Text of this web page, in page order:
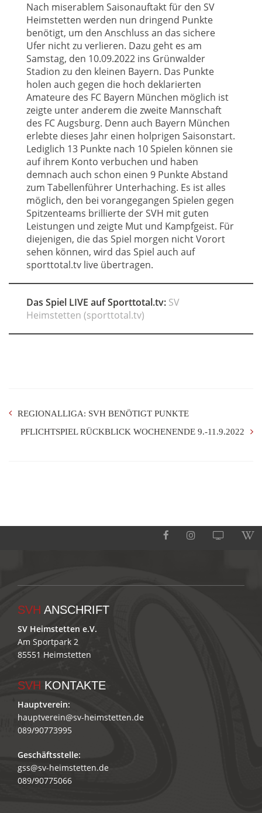
Nach miserablem Saisonauftakt für den SV
Heimstetten werden nun dringend Punkte
benötigt, um den Anschluss an das sichere
Ufer nicht zu verlieren. Dazu geht es am
Samstag, den 10.09.2022 ins Grünwalder
Stadion zu den kleinen Bayern. Das Punkte
holen auch gegen die hoch deklarierten
Amateure des FC Bayern München möglich ist
zeigte unter anderem die zweite Mannschaft
des FC Augsburg. Denn auch Bayern München
erlebte dieses Jahr einen holprigen Saisonstart.
Lediglich 13 Punkte nach 10 Spielen können sie
auf ihrem Konto verbuchen und haben
demnach auch schon einen 9 Punkte Abstand
zum Tabellenführer Unterhaching. Es ist alles
möglich, den bei vorangegangen Spielen gegen
Spitzenteams brillierte der SVH mit guten
Leistungen und zeigte Mut und Kampfgeist. Für
diejenigen, die das Spiel morgen nicht Vorort
sehen können, wird das Spiel auch auf
sporttotal.tv live übertragen.
Das Spiel LIVE auf Sporttotal.tv: SV
Heimstetten (sporttotal.tv)
REGIONALLIGA: SVH BENÖTIGT PUNKTE
PFLICHTSPIEL RÜCKBLICK WOCHENENDE 9.-11.9.2022
SVH ANSCHRIFT
SV Heimstetten e.V.
Am Sportpark 2
85551 Heimstetten
SVH KONTAKTE
Hauptverein:
hauptverein@sv-heimstetten.de
089/90773995
Geschäftsstelle:
gss@sv-heimstetten.de
089/90775066